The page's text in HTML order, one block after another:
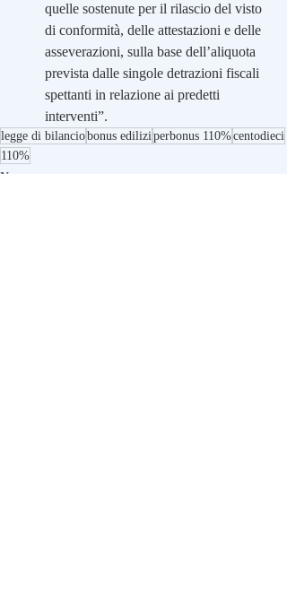
quelle sostenute per il rilascio del visto
di conformità, delle attestazioni e delle
asseverazioni, sulla base dell’aliquota
prevista dalle singole detrazioni fiscali
spettanti in relazione ai predetti
interventi”.
legge di bilanciobonus ediliziperbonus 110%centodieci
110%
News